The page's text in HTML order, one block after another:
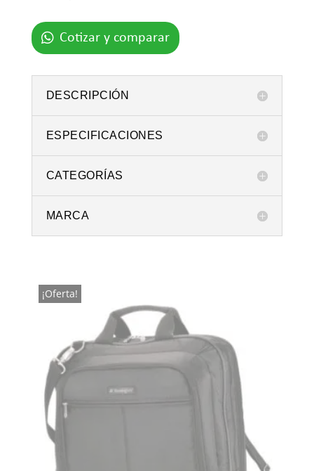
Cotizar y comparar
DESCRIPCIÓN
ESPECIFICACIONES
CATEGORÍAS
MARCA
¡Oferta!